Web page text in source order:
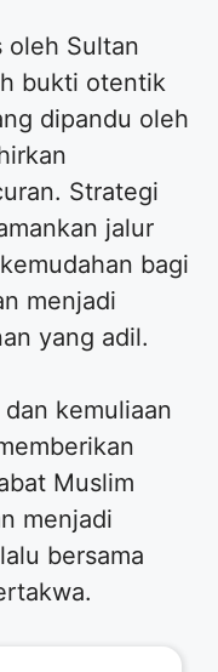
oleh Sultan
bukti otentik
dipandu oleh
Strategi
jalur
bagi
menjadi
yang adil.
kemuliaan
Muslim
menjadi
bersama